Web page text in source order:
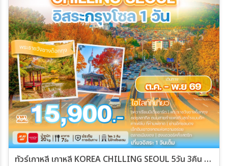
เมือง
สายการบิน
ตั้งแต่วันที่
ถึงวันที่
ทัวร์เกาหลี เกาหลี KOREA CHILLING SEOUL 5วัน 3คืน (7C,ZE)